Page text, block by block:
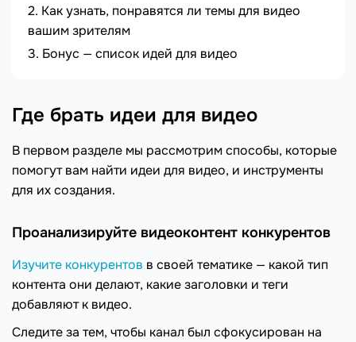
Как узнать, понравятся ли темы для видео
вашим зрителям
Бонус — список идей для видео
Где брать идеи для видео
В первом разделе мы рассмотрим способы, которые
помогут вам найти идеи для видео, и инструменты
для их создания.
Проанализируйте видеоконтент конкурентов
Изучите конкурентов в своей тематике — какой тип
контента они делают, какие заголовки и теги
добавляют к видео.
Следите за тем, чтобы канал был сфокусирован на